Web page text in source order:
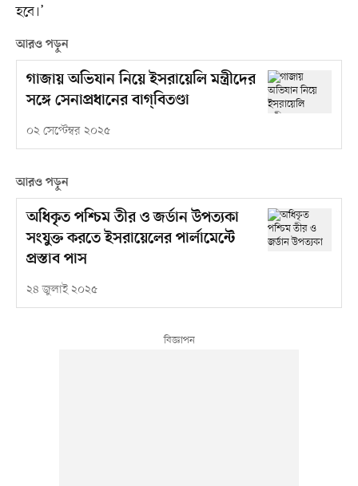
হবে।’
আরও পড়ুন
গাজায় অভিযান নিয়ে ইসরায়েলি মন্ত্রীদের
সঙ্গে সেনাপ্রধানের বাগ্‌বিতণ্ডা
০২ সেপ্টেম্বর ২০২৫
আরও পড়ুন
অধিকৃত পশ্চিম তীর ও জর্ডান উপত্যকা
সংযুক্ত করতে ইসরায়েলের পার্লামেন্টে
প্রস্তাব পাস
২৪ জুলাই ২০২৫